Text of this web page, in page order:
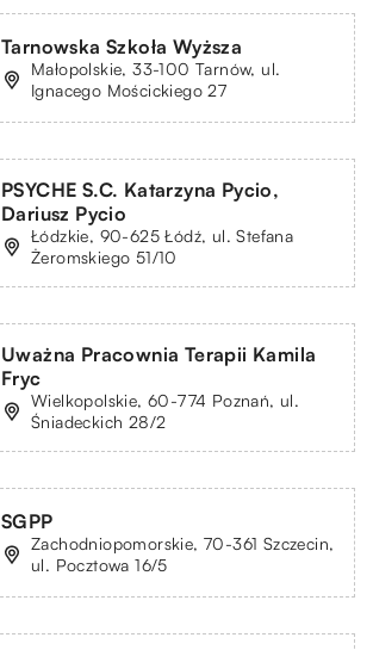
Tarnowska Szkoła Wyższa
Małopolskie, 33-100 Tarnów, ul.
Ignacego Mościckiego 27
PSYCHE S.C. Katarzyna Pycio,
Dariusz Pycio
Łódzkie, 90-625 Łódź, ul. Stefana
Żeromskiego 51/10
Uważna Pracownia Terapii Kamila
Fryc
Wielkopolskie, 60-774 Poznań, ul.
Śniadeckich 28/2
SGPP
Zachodniopomorskie, 70-361 Szczecin,
ul. Pocztowa 16/5